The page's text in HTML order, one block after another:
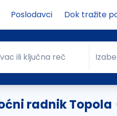
Poslodavci Dok tražite
ili ključna reč
ili ključna reč Grad
radnik Topola